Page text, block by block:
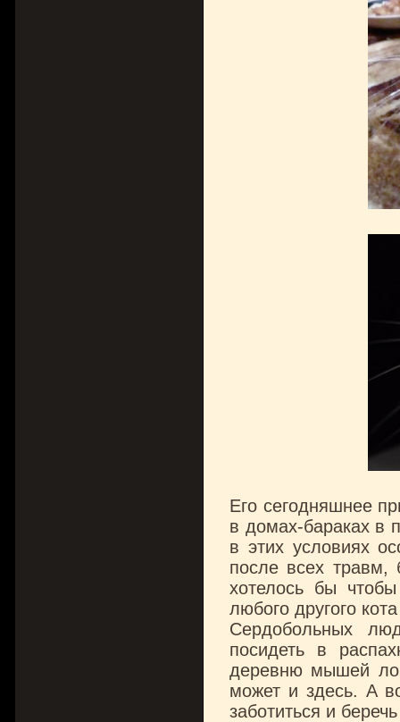
Его сегодняшнее
в домах-бараках в
в этих условиях
после всех травм,
хотелось бы
любого другого
Сердобольных
посидеть в
деревню мышей
может и здесь. А
заботиться и